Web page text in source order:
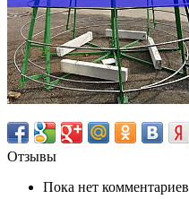
Отзывы
Пока нет комментариев